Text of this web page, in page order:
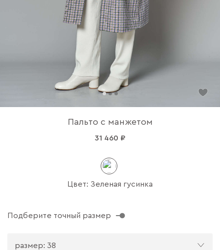
Пальто с манжетом
31 460 ₽
Цвет: Зеленая гусинка
Подберите точный размер
размер: 38